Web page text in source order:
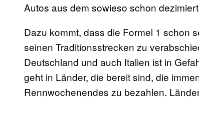
Autos aus dem sowieso schon
Dazu kommt, dass die Formel 1 schon
seinen Traditionsstrecken zu
Deutschland und auch Italien ist in
geht in Länder, die bereit sind, die
Rennwochenendes zu bezahlen.